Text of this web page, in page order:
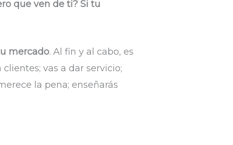
que ven de ti? Si tu
mercado. Al fin y al cabo, es
vas a dar servicio;
la pena; enseñarás